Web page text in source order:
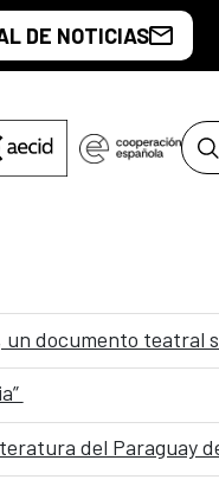
DE NOTICIAS
un documento teatral
del Paraguay